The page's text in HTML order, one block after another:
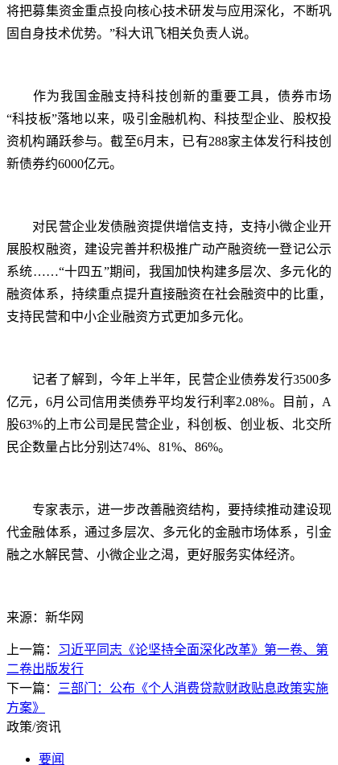
将把募集资金重点投向核心技术研发与应用深化，不断巩
固自身技术优势。”科大讯飞相关负责人说。
作为我国金融支持科技创新的重要工具，债券市场
“科技板”落地以来，吸引金融机构、科技型企业、股权投
资机构踊跃参与。截至6月末，已有288家主体发行科技创
新债券约6000亿元。
对民营企业发债融资提供增信支持，支持小微企业开
展股权融资，建设完善并积极推广动产融资统一登记公示
系统……“十四五”期间，我国加快构建多层次、多元化的
融资体系，持续重点提升直接融资在社会融资中的比重，
支持民营和中小企业融资方式更加多元化。
记者了解到，今年上半年，民营企业债券发行3500多
亿元，6月公司信用类债券平均发行利率2.08%。目前，A
股63%的上市公司是民营企业，科创板、创业板、北交所
民企数量占比分别达74%、81%、86%。
专家表示，进一步改善融资结构，要持续推动建设现
代金融体系，通过多层次、多元化的金融市场体系，引金
融之水解民营、小微企业之渴，更好服务实体经济。
来源：新华网
上一篇： 习近平同志《论坚持全面深化改革》第一卷、第
二卷出版发行
下一篇：
三部门：公布《个人消费贷款财政贴息政策实施
方案》
政策/资讯
要闻